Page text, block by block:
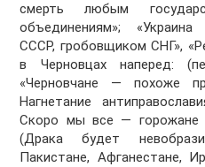
смерть любым
объединениям»;
СССР, гробовщиком СНГ»,
в Черновцах наперед:
«Черновчане — похоже
Нагнетание
Скоро мы все — горожане
(Драка будет
Пакистане, Афганестане,